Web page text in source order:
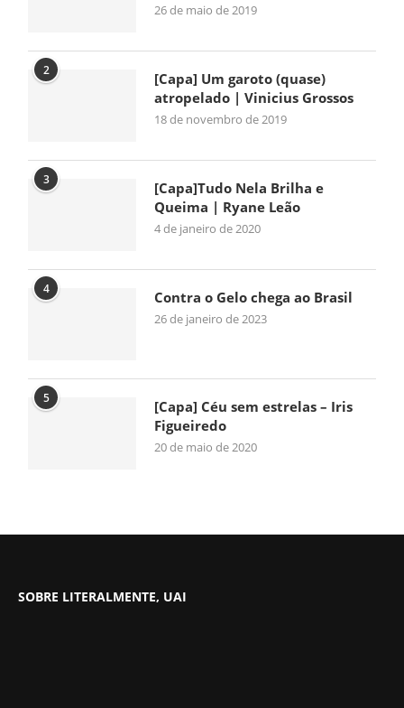
26 de maio de 2019
2
[Capa] Um garoto (quase)
atropelado | Vinicius Grossos
18 de novembro de 2019
3
[Capa]Tudo Nela Brilha e
Queima | Ryane Leão
4 de janeiro de 2020
4 Contra o Gelo chega ao Brasil
26 de janeiro de 2023
5
[Capa] Céu sem estrelas – Iris
Figueiredo
20 de maio de 2020
SOBRE LITERALMENTE, UAI